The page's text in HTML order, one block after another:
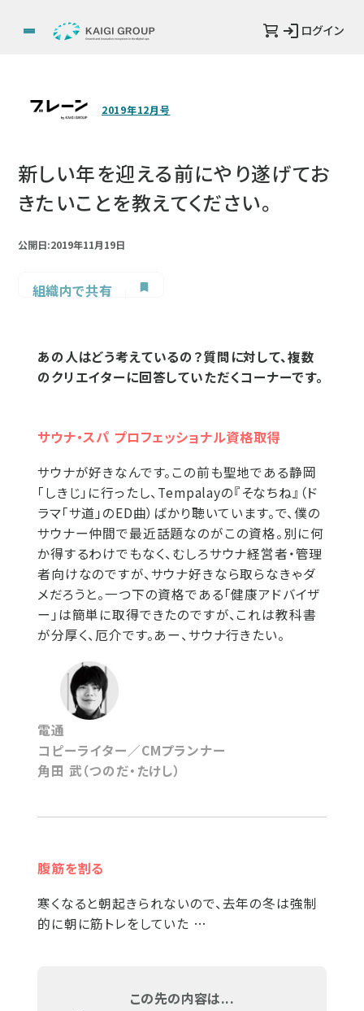
ログイン
2019年12月号
新しい年を迎える前にやり遂げてお
きたいことを教えてください。
公開日:2019年11月19日
組織内で共有
あの人はどう考えているの？質問に対して、複数
のクリエイターに回答していただくコーナーです。
サウナ・スパ プロフェッショナル資格取得
サウナが好きなんです。この前も聖地である静岡
「しきじ」に行ったし、Tempalayの『そなちね』（ド
ラマ「サ道」のED曲）ばかり聴いています。で、僕の
サウナー仲間で最近話題なのがこの資格。別に何
か得するわけでもなく、むしろサウナ経営者・管理
者向けなのですが、サウナ好きなら取らなきゃダ
メだろうと。一つ下の資格である「健康アドバイザ
ー」は簡単に取得できたのですが、これは教科書
が分厚く、厄介です。あー、サウナ行きたい。
電通
コピーライター／CMプランナー
角田 武（つのだ・たけし）
腹筋を割る
寒くなると朝起きられないので、去年の冬は強制
的に朝に筋トレをしていた …
この先の内容は...